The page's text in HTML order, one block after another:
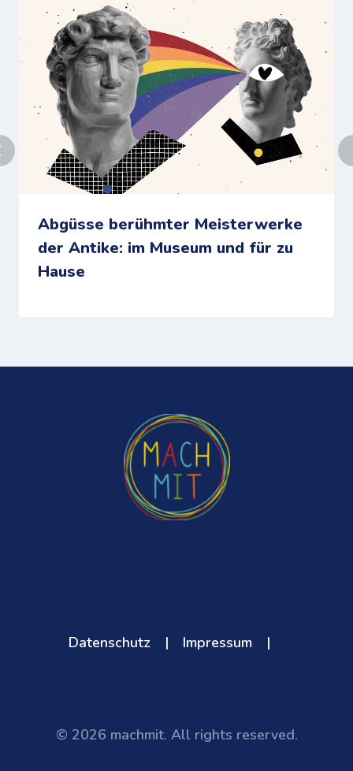
Abgüsse berühmter Meisterwerke
der Antike: im Museum und für zu
Hause
Datenschutz | Impressum |
© 2026 machmit. All rights reserved.